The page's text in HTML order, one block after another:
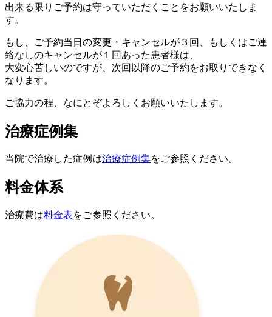
出来る限りご予約は守っていただくことをお願いいたしま
す。
もし、ご予約当日の変更・キャンセルが３回、もしくはご連
絡なしのキャンセルが１回あった患者様は、
大変心苦しいのですが、次回以降のご予約をお取りできなく
なります。
ご協力の程、なにとぞよろしくお願いいたします。
治療症例集
当院で治療した症例は治療症例集をご参照ください。
料金体系
治療費は料金表をご参照ください。